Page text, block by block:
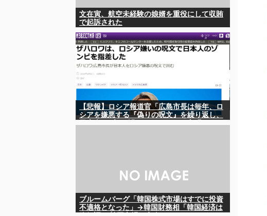
文在寅、航空未経験の娘婿を重役にして収賄
で起訴された
【悲報】ロシア報道官「広島市長は毎年、ロ
シアを嫌悪する『偽りの呪文』を繰り返し、
ブルームバーグ「韓国株式市場はすでに投資
不適格となった」→韓国財務相「韓国経済は